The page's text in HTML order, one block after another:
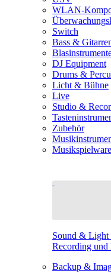
WLAN-
Switch
Bass &
DJ Equipment
Drums &
Licht & Bühne
Live
Studio &
Zubehör
Sound & Light
Recording und
Backup &